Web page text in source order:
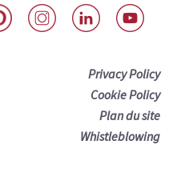
Privacy Policy
Cookie Policy
Plan du site
Whistleblowing